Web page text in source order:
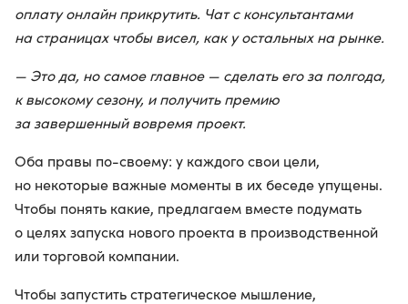
оплату онлайн прикрутить. Чат с консультантами
на страницах чтобы висел, как у остальных на рынке.
— Это да, но самое главное — сделать его за полгода,
к высокому сезону, и получить премию
за завершенный вовремя проект.
Оба правы по-своему: у каждого свои цели,
но некоторые важные моменты в их беседе упущены.
Чтобы понять какие, предлагаем вместе подумать
о целях запуска нового проекта в производственной
или торговой компании.
Чтобы запустить стратегическое мышление,